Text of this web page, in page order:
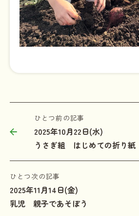
ひとつ前の記事
2025年10月22日(水)
うさぎ組 はじめての折り紙
ひとつ次の記事
2025年11月14日(金)
乳児 親子であそぼう